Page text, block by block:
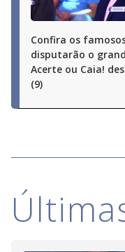
Confira os
disputarão o
Acerte ou Caia!
(9)